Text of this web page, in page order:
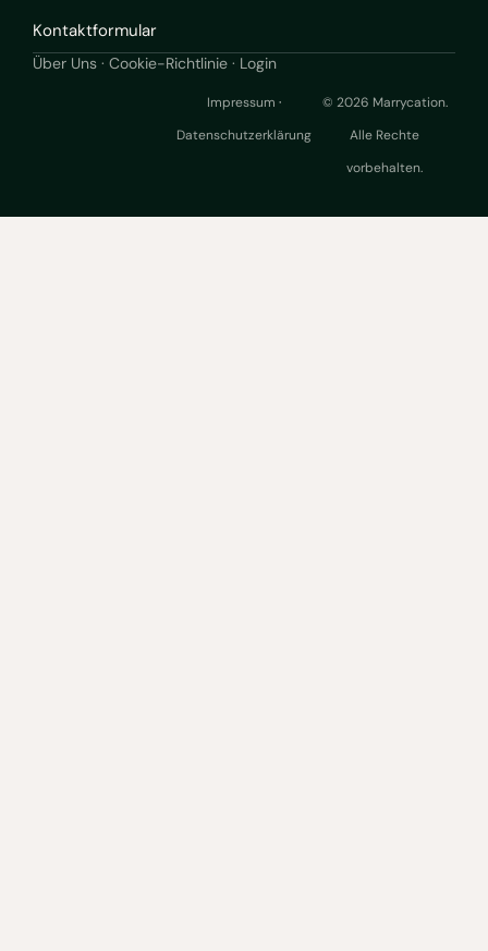
Kontaktformular
Über Uns · Cookie-Richtlinie · Login
© 2026 Marrycation.
Alle Rechte
vorbehalten.
Impressum ·
Datenschutzerklärung